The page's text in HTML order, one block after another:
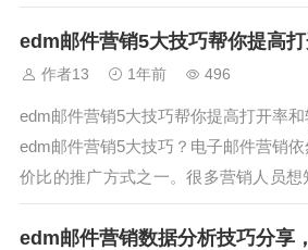
内容才能既吸引眼球又促成转化？答
价值且能激发用户行动。本文将分享9
轻松提升邮件效果。二、...
edm邮件营销5大技巧帮你提高
作者13 1年前 496
edm邮件营销5大技巧帮你提高打开率
edm邮件营销5大技巧？电子邮件营销
价比的推广方式之一。很多营销人员想
件营销5大技巧来提升邮件的打开率和
I。本文将详细解析这五大技巧，助你打
edm邮件营销数据分析技巧分享